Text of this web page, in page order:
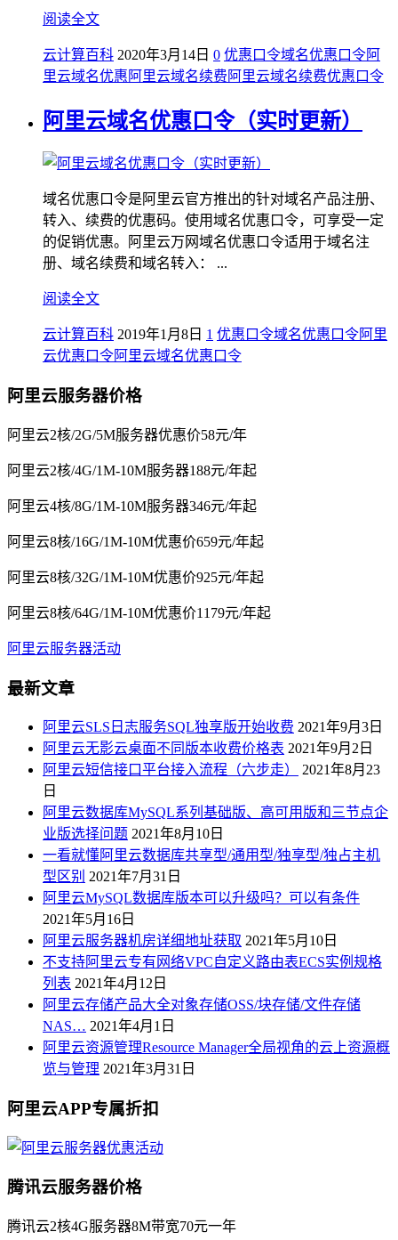
阅读全文
云计算百科 2020年3月14日 0 优惠口令域名优惠口令阿
里云域名优惠 阿里云域名续费 阿里云域名续费优惠口令
阿里云域名优惠口令（实时更新）
域名优惠口令是阿里云官方推出的针对域名产品注册、
转入、续费的优惠码。使用域名优惠口令，可享受一定
的促销优惠。阿里云万网域名优惠口令适用于域名注
册、域名续费和域名转入： ...
阅读全文
云计算百科 2019年1月8日 1 优惠口令域名优惠口令阿里
云优惠口令阿里云域名优惠口令
阿里云服务器价格
阿里云2核/2G/5M服务器优惠价58元/年
阿里云2核/4G/1M-10M服务器188元/年起
阿里云4核/8G/1M-10M服务器346元/年起
阿里云8核/16G/1M-10M优惠价659元/年起
阿里云8核/32G/1M-10M优惠价925元/年起
阿里云8核/64G/1M-10M优惠价1179元/年起
阿里云服务器活动
最新文章
阿里云SLS日志服务SQL独享版开始收费 2021年9月3日
阿里云无影云桌面不同版本收费价格表 2021年9月2日
阿里云短信接口平台接入流程（六步走）
2021年8月23
日
阿里云数据库MySQL系列基础版、高可用版和三节点企
业版选择问题 2021年8月10日
一看就懂阿里云数据库共享型/通用型/独享型/独占主机
型区别 2021年7月31日
阿里云MySQL数据库版本可以升级吗？可以有条件
2021年5月16日
阿里云服务器机房详细地址获取 2021年5月10日
不支持阿里云专有网络VPC自定义路由表ECS实例规格
列表 2021年4月12日
阿里云存储产品大全对象存储OSS/块存储/文件存储
NAS… 2021年4月1日
阿里云资源管理Resource Manager全局视角的云上资源概
览与管理 2021年3月31日
阿里云APP专属折扣
腾讯云服务器价格
腾讯云2核4G服务器8M带宽70元一年